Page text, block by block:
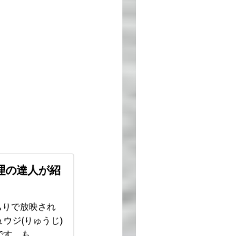
の達人が紹
で放映され
ウジ(りゅうじ)